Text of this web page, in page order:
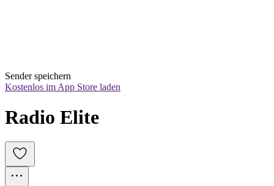
Sender speichern
Kostenlos im App Store laden
Radio Elite